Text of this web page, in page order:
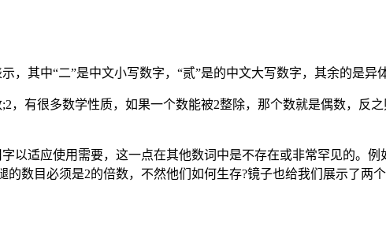
其中“二”是中文小写数字，“贰”是的中文大写数字，其余的是异
有很多数学性质，如果一个数能被2整除，那个数就是偶数，反
适应使用需要，这一点在其他数词中是不存在或非常罕见的。例
数目必须是2的倍数，不然他们如何生存?镜子也给我们展示了两